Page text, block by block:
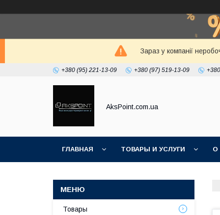
Зараз у компанії
+380 (95) 221-13-09 +380 (97) 519-13-09
AksPoint.com.ua
ГЛАВНАЯ ТОВАРЫ И УСЛУГИ О
Товары